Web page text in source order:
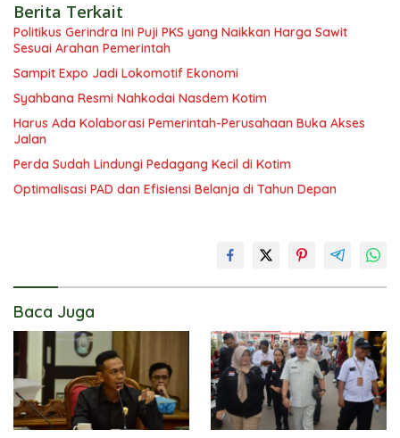
Berita Terkait
Politikus Gerindra Ini Puji PKS yang Naikkan Harga Sawit
Sesuai Arahan Pemerintah
Sampit Expo Jadi Lokomotif Ekonomi
Syahbana Resmi Nahkodai Nasdem Kotim
Harus Ada Kolaborasi Pemerintah-Perusahaan Buka Akses
Jalan
Perda Sudah Lindungi Pedagang Kecil di Kotim
Optimalisasi PAD dan Efisiensi Belanja di Tahun Depan
Baca Juga